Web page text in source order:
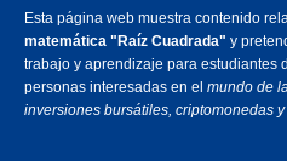
Esta página web muestra contenido
matemática "Raíz Cuadrada" y
trabajo y aprendizaje para estudiantes
personas interesadas en el mundo de
inversiones bursátiles, criptomonedas